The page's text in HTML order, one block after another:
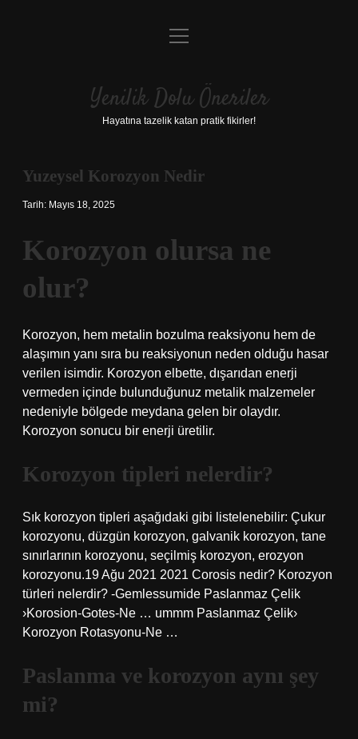
Anasayfa
Yasal Uyarı
menüyü
Yenilik Dolu Öneriler
Hayatına tazelik katan pratik fikirler!
Yuzeysel Korozyon Nedir
Tarih: Mayıs 18, 2025
Korozyon olursa ne
olur?
Korozyon, hem metalin bozulma reaksiyonu hem de
alaşımın yanı sıra bu reaksiyonun neden olduğu hasar
verilen isimdir. Korozyon elbette, dışarıdan enerji
vermeden içinde bulunduğunuz metalik malzemeler
nedeniyle bölgede meydana gelen bir olaydır.
Korozyon sonucu bir enerji üretilir.
Korozyon tipleri nelerdir?
Sık korozyon tipleri aşağıdaki gibi listelenebilir: Çukur
korozyonu, düzgün korozyon, galvanik korozyon, tane
sınırlarının korozyonu, seçilmiş korozyon, erozyon
korozyonu.19 Ağu 2021 2021 Corosis nedir? Korozyon
türleri nelerdir? -Gemlessumide Paslanmaz Çelik
›Korosion-Gotes-Ne … ummm Paslanmaz Çelik›
Korozyon Rotasyonu-Ne …
Paslanma ve korozyon aynı şey
mi?